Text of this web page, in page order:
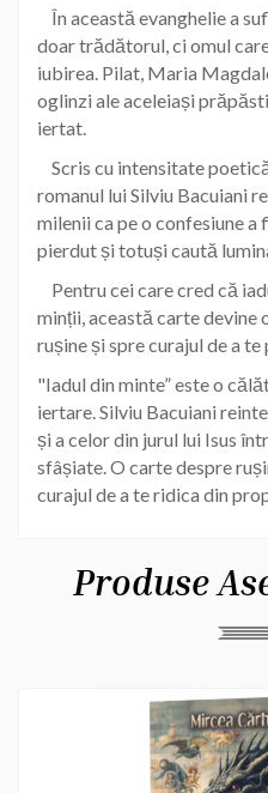
În această evanghelie a
doar trădătorul, ci omul
iubirea. Pilat, Maria
oglinzi ale aceleiași
iertat.
Scris cu intensitate
romanul lui Silviu Bacuiani
milenii ca pe o confesiune a
pierdut și totuși caută
Pentru cei care cred că
minții, această carte devine
rușine și spre curajul de a
"Iadul din minte” este o
iertare. Silviu Bacuiani
și a celor din jurul lui Isus
sfâșiate. O carte despre
curajul de a te ridica din
Produse